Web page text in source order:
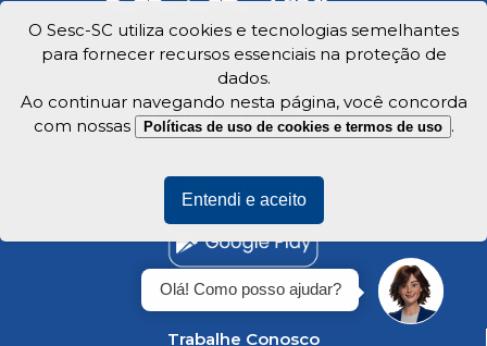
Trabalhe Conosco
O Sesc-SC utiliza cookies e tecnologias semelhantes
para fornecer recursos essenciais na proteção de
dados.
Ao continuar navegando nesta página, você concorda
com nossas
Políticas de uso de cookies e termos de uso .
Entendi e aceito
Olá! Como posso ajudar?